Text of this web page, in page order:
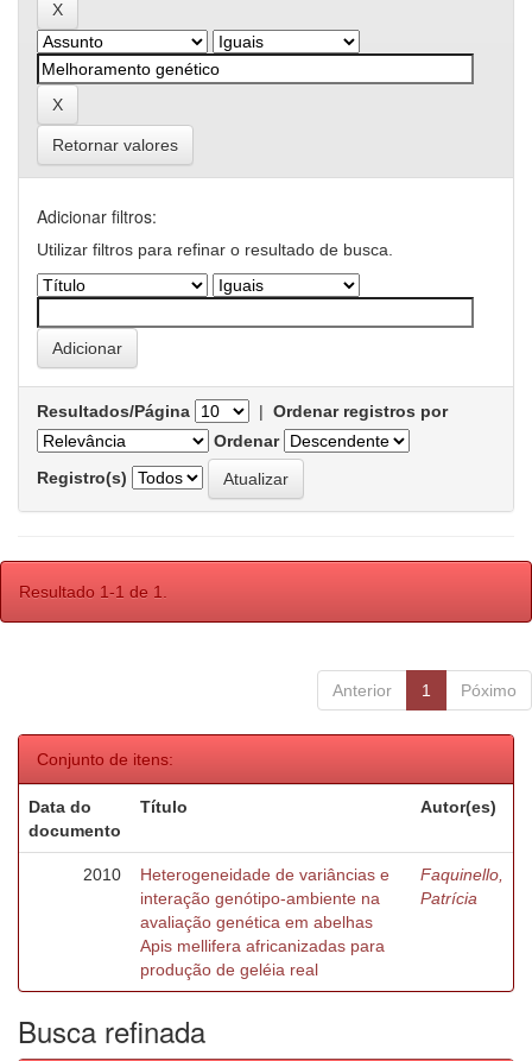
Retornar valores
Adicionar filtros:
Utilizar filtros para refinar o resultado de busca.
Resultados/Página | Ordenar registros por
Ordenar
Registro(s)
Resultado 1-1 de 1.
Anterior 1 Póximo
Conjunto de itens:
Data do
documento
Título Autor(es)
2010
Heterogeneidade de variâncias e
interação genótipo-ambiente na
avaliação genética em abelhas
Apis mellifera africanizadas para
produção de geléia real
Faquinello,
Patrícia
Busca refinada